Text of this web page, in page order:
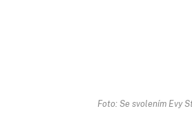
Foto: Se svolením Evy